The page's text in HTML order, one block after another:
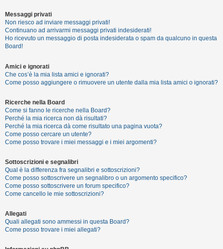
C
e
r
c
a
F
A
Q
Messaggi privati
Non riesco ad inviare messaggi privati!
Continuano ad arrivarmi messaggi privati indesiderati!
Ho ricevuto un messaggio di posta indesiderata o spam da qualcuno in questa
Board!
Amici e ignorati
Che cos’è la mia lista amici e ignorati?
Come posso aggiungere o rimuovere un utente dalla mia lista amici o ignorati?
Ricerche nella Board
Come si fanno le ricerche nella Board?
Perché la mia ricerca non dà risultati?
Perché la mia ricerca dà come risultato una pagina vuota?
Come posso cercare un utente?
Come posso trovare i miei messaggi e i miei argomenti?
Sottoscrizioni e segnalibri
Qual è la differenza fra segnalibri e sottoscrizioni?
Come posso sottoscrivere un segnalibro o un argomento specifico?
Come posso sottoscrivere un forum specifico?
Come cancello le mie sottoscrizioni?
Allegati
Quali allegati sono ammessi in questa Board?
Come posso trovare i miei allegati?